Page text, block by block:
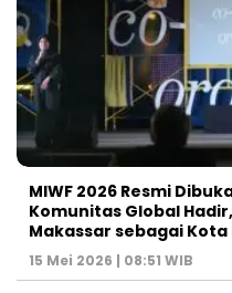
MIWF 2026 Resmi
Komunitas Global
Makassar sebagai
15 Mei 2026 | 08:51 WIB